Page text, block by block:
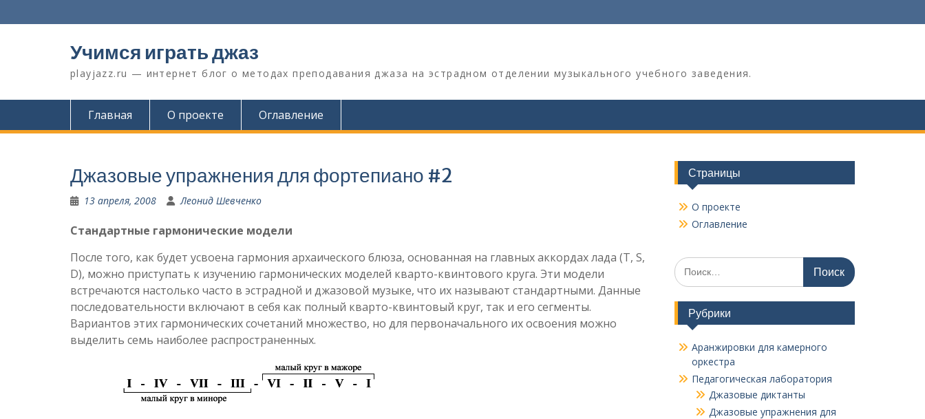
к
Учимся играть джаз
playjazz.ru — интернет блог о методах преподавания джаза на эстрадном отделении музыкального учебного заведения.
Главная О проекте Оглавление
Джазовые упражнения для фортепиано #2
13 апреля, 2008 Леонид Шевченко
Стандартные гармонические модели
После того, как будет усвоена гармония архаического блюза, основанная на главных аккордах лада (T, S,
D), можно приступать к изучению гармонических моделей кварто-квинтового круга. Эти модели
встречаются настолько часто в эстрадной и джазовой музыке, что их называют стандартными. Данные
последовательности включают в себя как полный кварто-квинтовый круг, так и его сегменты.
Вариантов этих гармонических сочетаний множество, но для первоначального их освоения можно
выделить семь наиболее распространенных.
Страницы
О проекте
Оглавление
Поиск
по:
Рубрики
Аранжировки для камерного
оркестра
Педагогическая лаборатория
Джазовые диктанты
Джазовые упражнения для